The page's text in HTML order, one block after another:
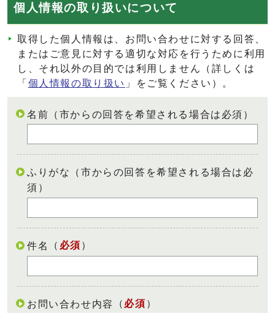
個人情報の取り扱いについて
取得した個人情報は、お問い合わせに対する回答、
またはご意見に対する適切な対応を行うために利用
し、それ以外の目的では利用しません（詳しくは
「 個人情報の取り扱い 」をご覧ください）。
名前（市からの回答を希望される場合は必須）
ふりがな（市からの回答を希望される場合は必
須）
件名 （ 必須 ）
お問い合わせ内容 （ 必須 ）